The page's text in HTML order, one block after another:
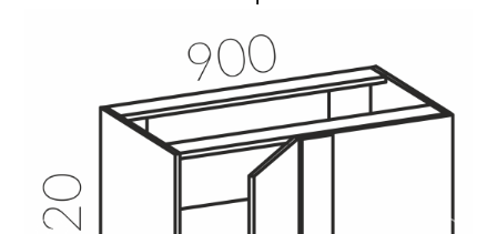
Строительство и ремонт
Бытовая техника
Обувь для дома и дачи
Акции